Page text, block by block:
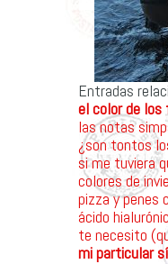
Entradas
el color de
las notas
¿son tontos
si me tuviera
colores de
pizza y penes
ácido
te necesito
mi particular